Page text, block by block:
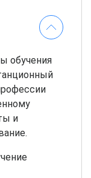
обучения
и